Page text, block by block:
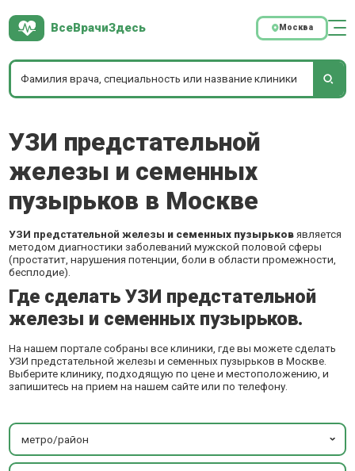
ВсеВрачиЗдесь Москва
УЗИ предстательной
железы и семенных
пузырьков в Москве
УЗИ предстательной железы и семенных пузырьков является
методом диагностики заболеваний мужской половой сферы
(простатит, нарушения потенции, боли в области промежности,
бесплодие).
Где сделать УЗИ предстательной
железы и семенных пузырьков.
На нашем портале собраны все клиники, где вы можете сделать
УЗИ предстательной железы и семенных пузырьков в Москве.
Выберите клинику, подходящую по цене и местоположению, и
запишитесь на прием на нашем сайте или по телефону.
метро/район